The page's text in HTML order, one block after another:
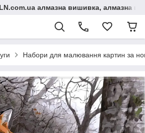
алмазна вишивка, алмазна
Набори для малювання картин за